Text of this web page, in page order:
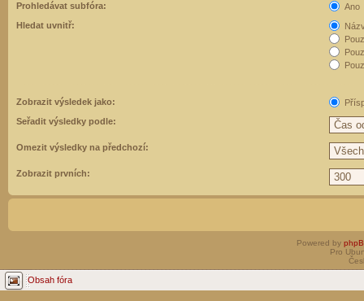
Prohledávat subfóra:
Ano
Hledat uvnitř:
Zobrazit výsledek jako:
Seřadit výsledky podle:
Omezit výsledky na předchozí:
Zobrazit prvních:
Powered by
Pro
Obsah fóra